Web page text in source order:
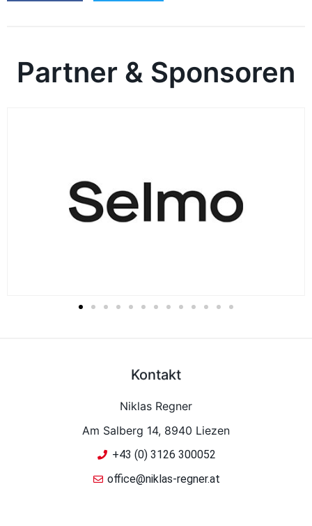
Partner & Sponsoren
Kontakt
Niklas Regner
Am Salberg 14, 8940 Liezen
+43 (0) 3126 300052
office@niklas-regner.at